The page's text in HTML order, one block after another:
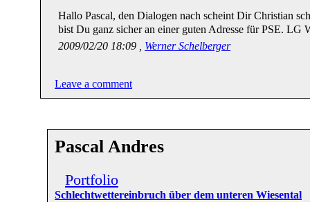
Hallo Pascal, den Dialogen nach scheint Dir Christian
bist Du ganz sicher an einer guten Adresse für PSE. LG
2009/02/20 18:09 , Werner Schelberger
Leave a comment
Pascal Andres
Portfolio
Schlechtwettereinbruch über dem unteren Wiesental